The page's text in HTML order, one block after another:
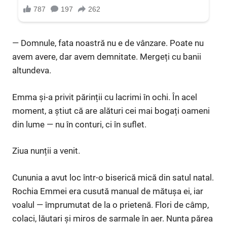
— Domnule, fata noastră nu e de vânzare. Poate nu
avem avere, dar avem demnitate. Mergeți cu banii
altundeva.
Emma și-a privit părinții cu lacrimi în ochi. În acel
moment, a știut că are alături cei mai bogați oameni
din lume — nu în conturi, ci în suflet.
Ziua nunții a venit.
Cununia a avut loc într-o biserică mică din satul natal.
Rochia Emmei era cusută manual de mătușa ei, iar
voalul — împrumutat de la o prietenă. Flori de câmp,
colaci, lăutari și miros de sarmale în aer. Nunta părea